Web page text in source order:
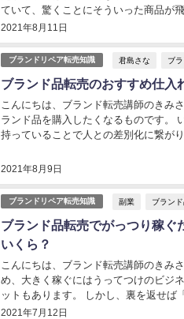
2021年8月11日
ていて、驚くことにそういった商品が
「ボロボロになったブランド品も喜ん
ブランドリペア転売知識 君島さな ブ
ブランド品転売のおすすめ仕入
2021年8月9日
こんにちは、ブランド転売講師のきみ
ランド品を購入したくなるものです。
持っていることで人との差別化に繋が
ブランドリペア転売知識 副業 ブラン
ブランド品転売でがっつり稼ぐ
いくら？
2021年7月12日
こんにちは、ブランド転売講師のきみ
め、大きく稼ぐにはうってつけのビジ
ットもあります。 しかし、裏を返せば
と言えるはずです。 もちろん、不良在